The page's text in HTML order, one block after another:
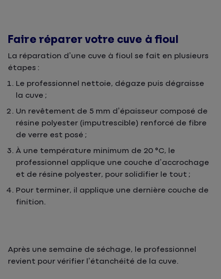
Faire réparer votre cuve à fioul
La réparation d’une cuve à fioul se fait en plusieurs
étapes :
Le professionnel nettoie, dégaze puis dégraisse
la cuve ;
Un revêtement de 5 mm d’épaisseur composé de
résine polyester (imputrescible) renforcé de fibre
de verre est posé ;
À une température minimum de 20 °C, le
professionnel applique une couche d’accrochage
et de résine polyester, pour solidifier le tout ;
Pour terminer, il applique une dernière couche de
finition.
Après une semaine de séchage, le professionnel
revient pour vérifier l’étanchéité de la cuve.